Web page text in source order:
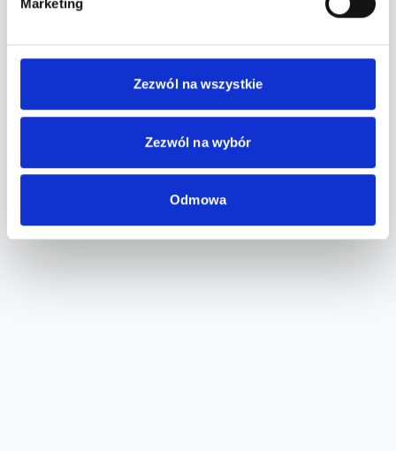
Marketing
Zezwól na wszystkie
Zezwól na wybór
Odmowa